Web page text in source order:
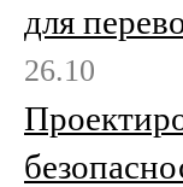
для
26.10